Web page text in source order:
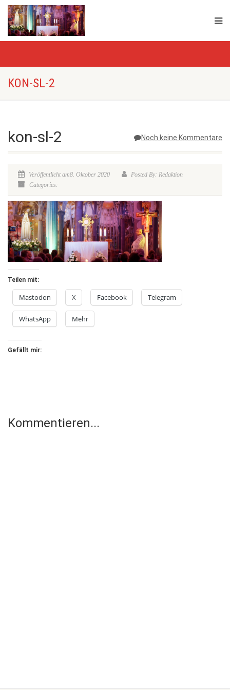
KON-SL-2
Noch keine Kommentare
kon-sl-2
Veröffentlicht am8. Oktober 2020
Posted By: Redaktion
Categories:
Teilen mit:
Mastodon X Facebook Telegram
WhatsApp Mehr
Gefällt mir:
Kommentieren...